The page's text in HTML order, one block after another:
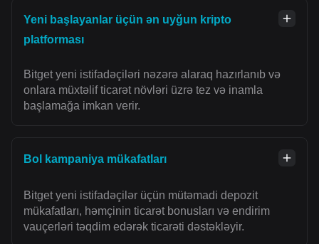
Yeni başlayanlar üçün ən uyğun kripto
platforması
Bitget yeni istifadəçiləri nəzərə alaraq hazırlanıb və
onlara müxtəlif ticarət növləri üzrə tez və inamla
başlamağa imkan verir.
Bol kampaniya mükafatları
Bitget yeni istifadəçilər üçün mütəmadi depozit
mükafatları, həmçinin ticarət bonusları və endirim
vauçerləri təqdim edərək ticarəti dəstəkləyir.